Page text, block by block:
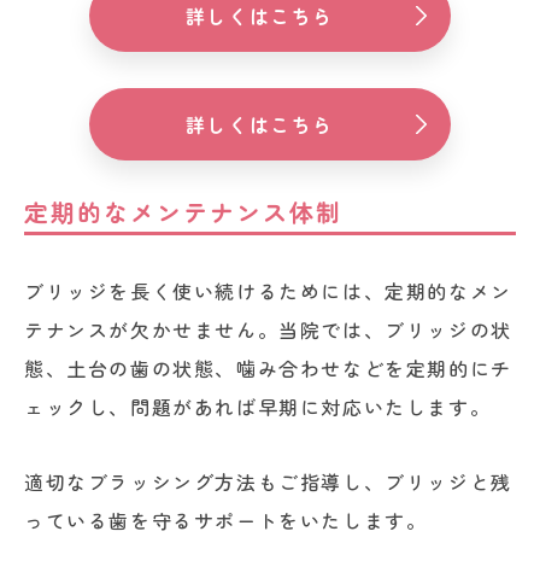
詳しくはこちら
詳しくはこちら
定期的なメンテナンス体制
ブリッジを長く使い続けるためには、定期的なメン
テナンスが欠かせません。当院では、ブリッジの状
態、土台の歯の状態、噛み合わせなどを定期的にチ
ェックし、問題があれば早期に対応いたします。
適切なブラッシング方法もご指導し、ブリッジと残
っている歯を守るサポートをいたします。